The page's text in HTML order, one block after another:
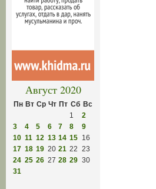
Август 2020
Пн Вт Ср Чт Пт Сб Вс
1
2
3
4 5 6 7 8
9
10 11 12 13 14 15 16
17 18 19 20 21 22 23
24 25 26 27 28 29 30
31